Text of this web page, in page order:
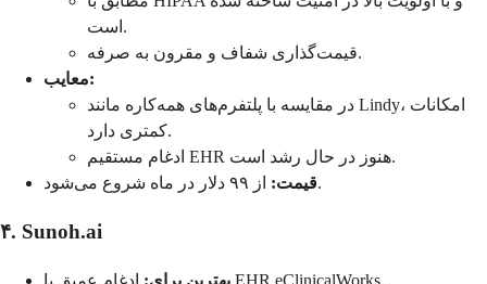
است.
قیمت‌گذاری شفاف و مقرون به صرفه.
معایب:
در مقایسه با پلتفرم‌های همه‌کاره مانند Lindy، امکانات
کمتری دارد.
ادغام مستقیم EHR هنوز در حال رشد است.
قیمت:از ۹۹ دلار در ماه شروع می‌شود.
۴. Sunoh.ai
بهترین برای: ادغام عمیق با EHR eClinicalWorks.